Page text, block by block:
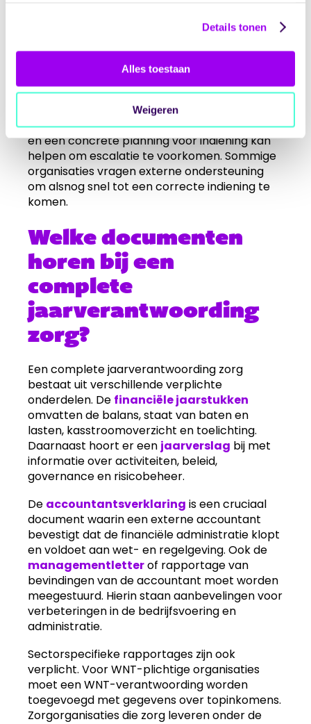
Details tonen
Alles toestaan
Weigeren
leiden tot intrekking van vergunningen of
beëindiging van contracten met
zorgverzekeraars.
dan tijdigcontact op met de NZaen relevante
contractpartners. Transparante
communicatie over de reden van vertraging
en een concrete planning voor indiening kan
helpen om escalatie te voorkomen. Sommige
organisaties vragen externe ondersteuning
om alsnog snel tot een correcte indiening te
komen.
Welke documenten
horen bij een
complete
jaarverantwoording
zorg?
Een complete jaarverantwoording zorg
bestaat uit verschillende verplichte
onderdelen. De financiële jaarstukken
omvatten de balans, staat van baten en
lasten, kasstroomoverzicht en toelichting.
Daarnaast hoort er een jaarverslag bij met
informatie over activiteiten, beleid,
governance en risicobeheer.
De accountantsverklaring is een cruciaal
document waarin een externe accountant
bevestigt dat de financiële administratie klopt
en voldoet aan wet- en regelgeving. Ook de
managementletterof rapportage van
bevindingen van de accountant moet worden
meegestuurd. Hierin staan aanbevelingen voor
verbeteringen in de bedrijfsvoering en
administratie.
Sectorspecifieke rapportages zijn ook
verplicht. Voor WNT-plichtige organisaties
moet een WNT-verantwoording worden
toegevoegd met gegevens over topinkomens.
Zorgorganisaties die zorg leveren onder de